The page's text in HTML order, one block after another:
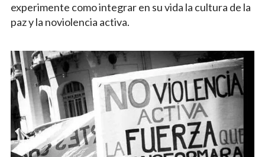
experimente como integrar en su vida la cultura de la
paz y la noviolencia activa.